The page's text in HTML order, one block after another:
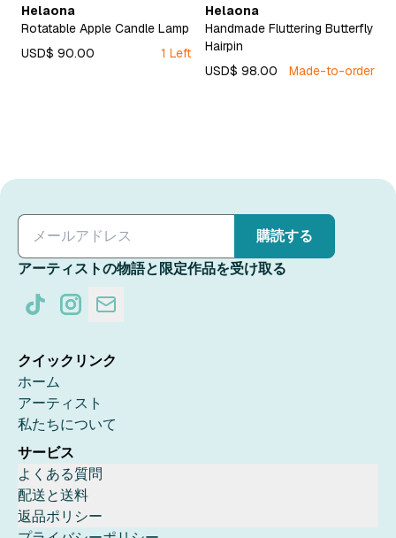
Helaona
Rotatable Apple Candle Lamp
USD$ 90.00
1 Left
Helaona
Handmade Fluttering Butterfly
Hairpin
USD$ 98.00
Made-to-order
購読する
アーティストの物語と限定作品を受け取る
クイックリンク
ホーム
アーティスト
私たちについて
サービス
よくある質問
配送と送料
返品ポリシー